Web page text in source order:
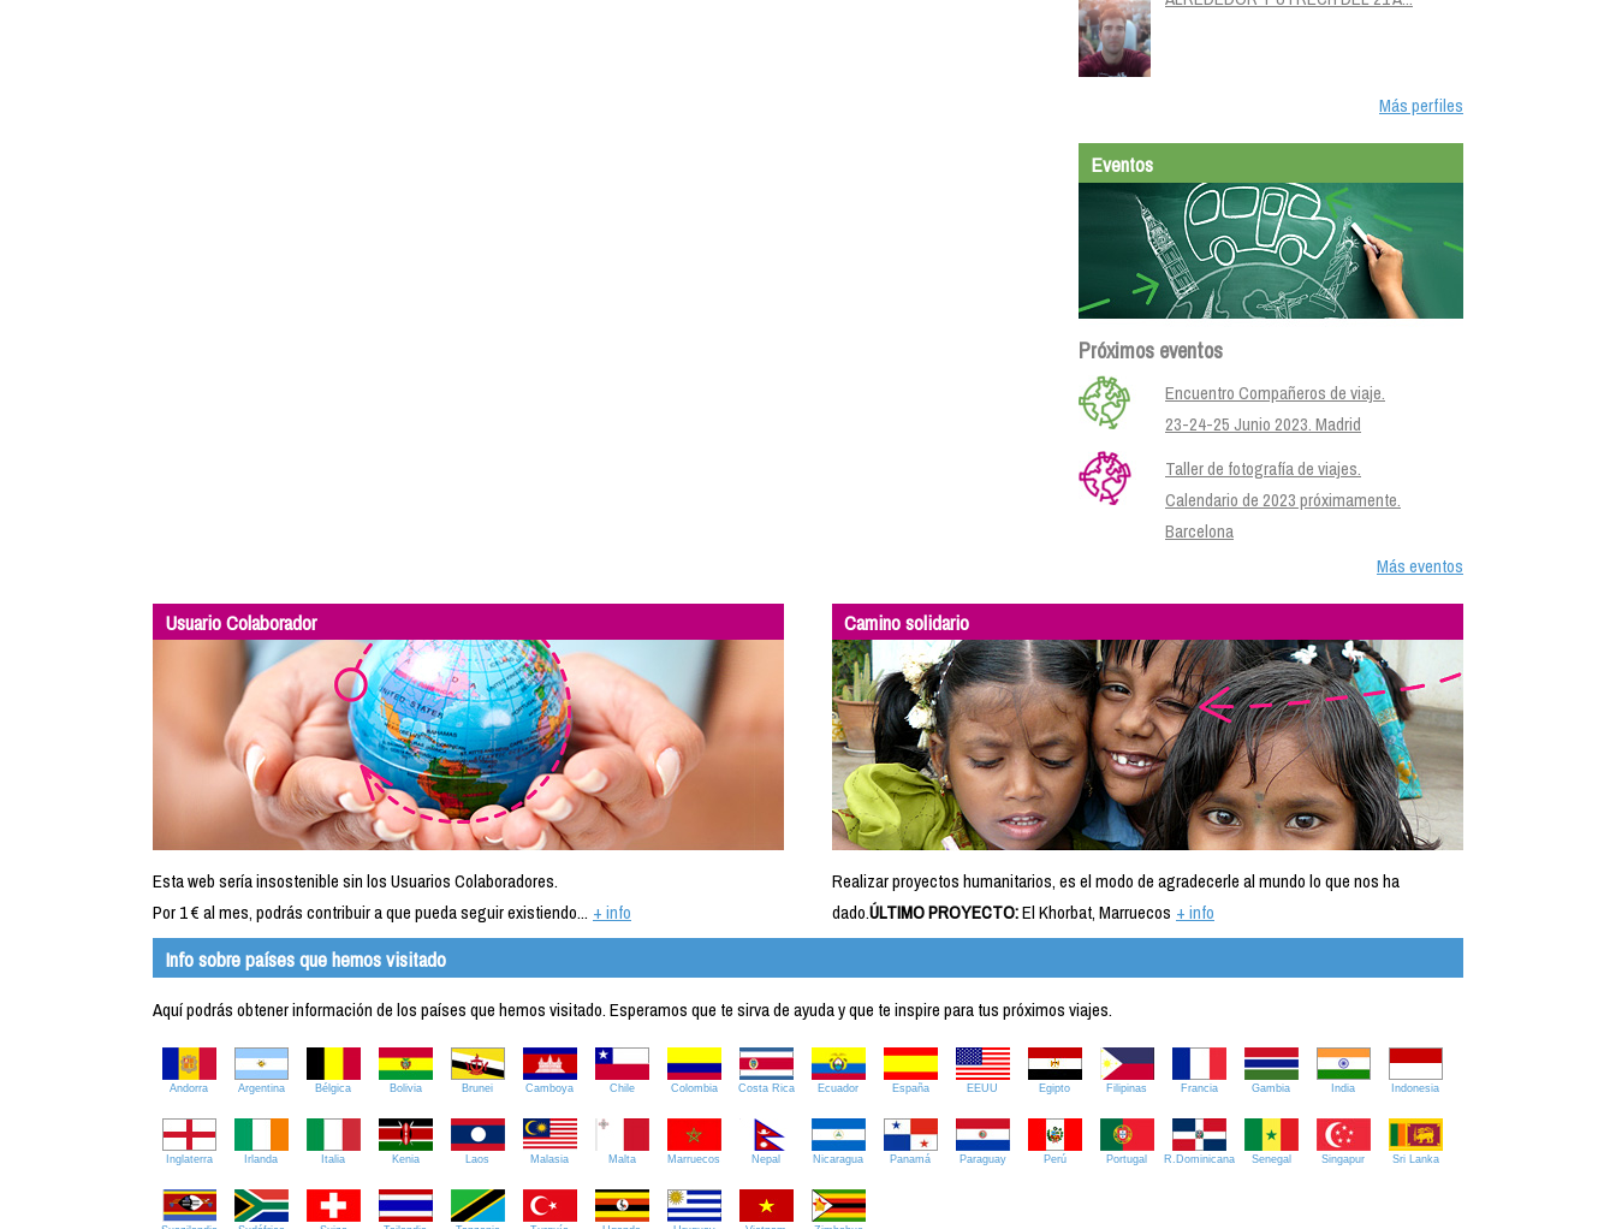
Más perfiles
Eventos
Próximos eventos
Encuentro Compañeros de viaje.
23-24-25 Junio 2023. Madrid
Taller de fotografía de viajes.
Calendario de 2023 próximamente.
Barcelona
Más eventos
Usuario Colaborador
Esta web sería insostenible sin los Usuarios Colaboradores.
Por 1 € al mes, podrás contribuir a que pueda seguir existiendo... + info
Camino solidario
Realizar proyectos humanitarios, es el modo de agradecerle al mundo lo que nos ha
dado.ÚLTIMO PROYECTO:El Khorbat, Marruecos + info
Info sobre países que hemos visitado
Aquí podrás obtener información de los países que hemos visitado. Esperamos que te sirva de ayuda y que te inspire para tus próximos viajes.
Andorra Argentina Bélgica Bolivia Brunei Camboya Chile Colombia Costa Rica Ecuador España EEUU Egipto Filipinas Francia Gambia India Indonesia
Inglaterra Irlanda Italia Kenia Laos Malasia Malta Marruecos Nepal Nicaragua Panamá Paraguay Perú Portugal R.Dominicana Senegal Singapur Sri Lanka